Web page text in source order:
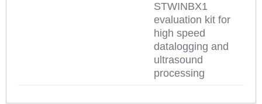
STWINBX1
evaluation kit for
high speed
datalogging and
ultrasound
processing